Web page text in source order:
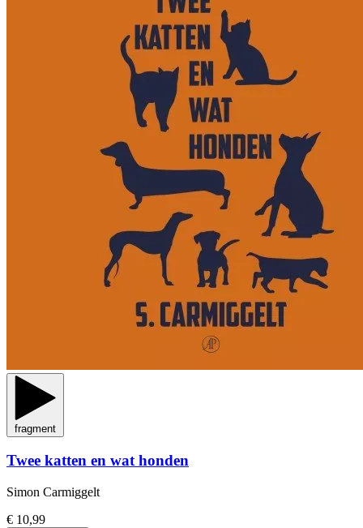
fragment
Twee katten en wat honden
Simon Carmiggelt
€ 10,99